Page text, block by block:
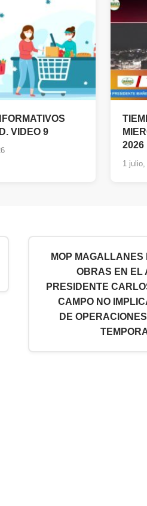
VIDEO 9
2026
1 julio,
MOP MAGALLANES
OBRAS EN EL
PRESIDENTE
CAMPO NO
DE